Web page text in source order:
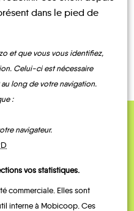
dans le pied de
et que vous vous identifiez,
Celui-ci est nécessaire
long de votre navigation.
:
navigateur.
vos statistiques.
commerciale. Elles sont
interne à Mobicoop. Ces